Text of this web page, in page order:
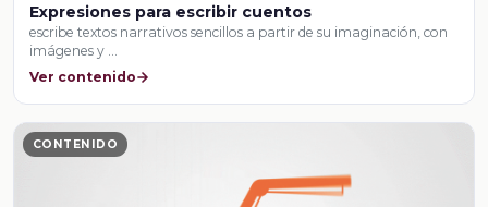
Expresiones para escribir cuentos
escribe textos narrativos sencillos a partir de su imaginación, con
imágenes y …
Ver contenido
CONTENIDO